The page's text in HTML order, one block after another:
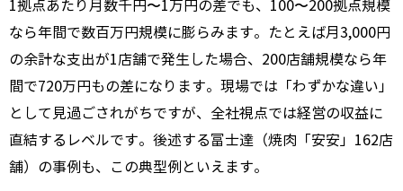
1拠点あたり月数千円〜1万円の差でも、100〜200拠点規模
なら年間で数百万円規模に膨らみます。たとえば月3,000円
の余計な支出が1店舗で発生した場合、200店舗規模なら年
間で720万円もの差になります。現場では「わずかな違い」
として見過ごされがちですが、全社視点では経営の収益に
直結するレベルです。後述する富士達（焼肉「安安」162店
舗）の事例も、この典型例といえます。